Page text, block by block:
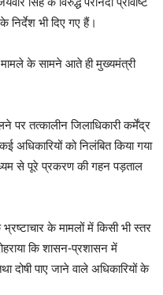
निर्देश भी दिए गए हैं।
मामले के सामने आते ही मुख्यमंत्री
तत्कालीन जिलाधिकारी कर्मेंद्र
अधिकारियों को निलंबित किया गया
से पूरे प्रकरण की गहन पड़ताल
के मामलों में किसी भी स्तर
कि शासन-प्रशासन में
दोषी पाए जाने वाले अधिकारियों के